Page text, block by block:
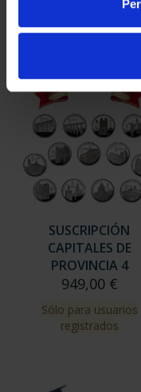
Sólo para usuarios
registrados
SUSCRIPCIÓN
CAPITALES DE
PROVINCIA 4
949,00 €
Sólo para usuarios
registrados